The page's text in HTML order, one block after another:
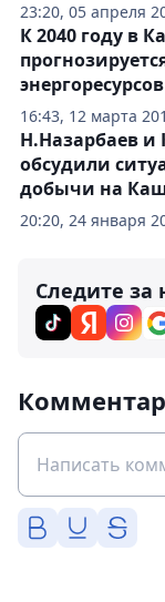
23:20, 05 апреля
16:43, 12 марта
К 2040 году в
20:20, 24 января
Н.Назарбаев
обсудили
добычи на
Следите за